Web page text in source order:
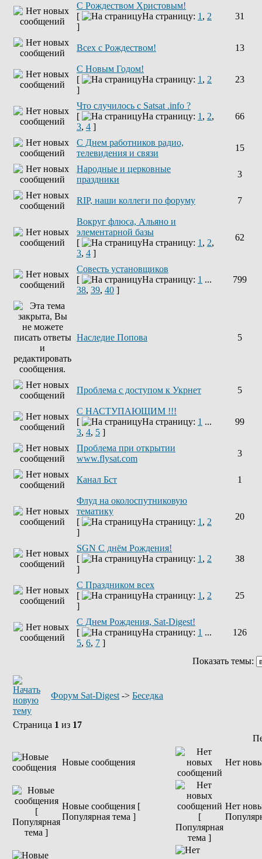
С Рождеством Христовым!
[
На страницу: 1 , 2
]
31
Всех с Рождеством! 13
С Новым Годом!
[
На страницу: 1 , 2
]
23
Что случилось с Satsat .info ?
[
На страницу: 1 , 2,
3, 4 ]
66
C Днем работников радио,
телевидения и связи
15
Народные и церковные
праздники
3
RIP, наши коллеги по форуму 7
Вокруг флюса, Альяно и
элементарной базы
[
На страницу: 1 , 2,
3, 4 ]
62
Совесть установщиков
[
На страницу: 1 ...
38, 39, 40 ]
799
Наследие Попова 5
Проблема с доступом к Укрнет 5
С НАСТУПАЮЩИМ !!!
[
На страницу: 1 ...
3, 4, 5 ]
99
Проблема при открытии
www.flysat.com
3
Канал Бст 1
Флуд на околоспутниковую
тематику
[
На страницу: 1 , 2
]
20
SGN C днём Рождения!
[
На страницу: 1 , 2
]
38
С Праздником всех
[
На страницу: 1 , 2
]
25
С Днем Рождения, Sat-Digest!
[
На страницу: 1 ...
5, 6, 7 ]
126
Показать темы:
Форум Sat-Digest -> Беседка
Страница 1 из 17
Новые сообщения Нет
Новые сообщения [
Популярная тема ]
Нет